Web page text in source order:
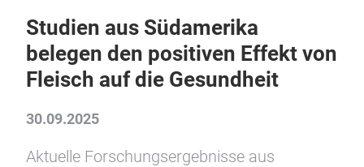
Studien aus Südamerika
belegen den positiven Effekt von
Fleisch auf die Gesundheit
30.09.2025
Aktuelle Forschungsergebnisse aus